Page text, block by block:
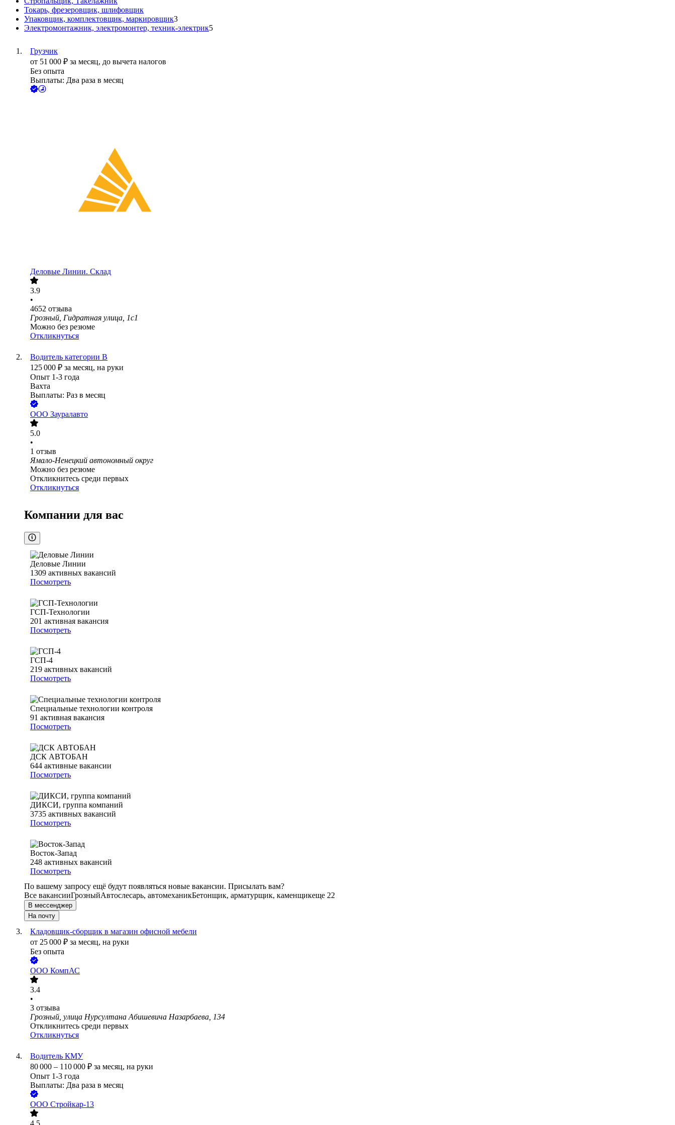
Токарь, фрезеровщик, шлифовщик
Упаковщик, комплектовщик, маркировщик3
Электромонтажник, электромонтер, техник-электрик5
Грузчик
от 51 000 ₽ за месяц, до вычета налогов
Без опыта
Выплаты: Два раза в месяц
Деловые Линии. Склад
3.9
•
4652 отзыва
Грозный, Гидратная улица, 1с1
Можно без резюме
Откликнуться
Водитель категории В
125 000 ₽ за месяц, на руки
Опыт 1-3 года
Вахта
Выплаты: Раз в месяц
ООО Зауралавто
5.0
•
1 отзыв
Ямало-Ненецкий автономный округ
Можно без резюме
Откликнитесь среди первых
Откликнуться
Компании для вас
Деловые Линии
1309 активных вакансий
Посмотреть
ГСП-Технологии
201 активная вакансия
Посмотреть
ГСП-4
219 активных вакансий
Посмотреть
Специальные технологии контроля
91 активная вакансия
Посмотреть
ДСК АВТОБАН
644 активные вакансии
Посмотреть
ДИКСИ, группа компаний
3735 активных вакансий
Посмотреть
Восток-Запад
248 активных вакансий
Посмотреть
По вашему запросу ещё будут появляться новые вакансии. Присылать вам?
Все вакансииГрозныйАвтослесарь, автомеханикБетонщик, арматурщик, каменщикеще 22
В мессенджер
На почту
Кладовщик-сборщик в магазин офисной мебели
от 25 000 ₽ за месяц, на руки
Без опыта
ООО КомпАС
3.4
•
3 отзыва
Грозный, улица Нурсултана Абишевича Назарбаева, 134
Откликнитесь среди первых
Откликнуться
Водитель КМУ
80 000 – 110 000 ₽ за месяц, на руки
Опыт 1-3 года
Выплаты: Два раза в месяц
ООО Стройкар-13